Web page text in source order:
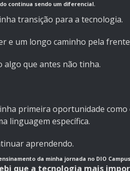
continua sendo um diferencial.
transição para a tecnologia.
e um longo caminho pela
algo que antes não tinha.
primeira oportunidade
linguagem específica.
aprendendo.
da minha jornada no DIO
que a tecnologia mais